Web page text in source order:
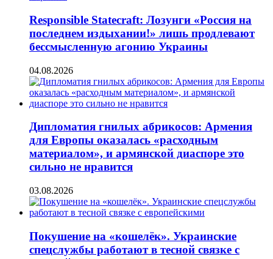
Responsible Statecraft: Лозунги «Россия на
последнем издыхании!» лишь продлевают
бессмысленную агонию Украины
04.08.2026
Дипломатия гнилых абрикосов: Армения
для Европы оказалась «расходным
материалом», и армянской диаспоре это
сильно не нравится
03.08.2026
Покушение на «кошелёк». Украинские
спецслужбы работают в тесной связке с